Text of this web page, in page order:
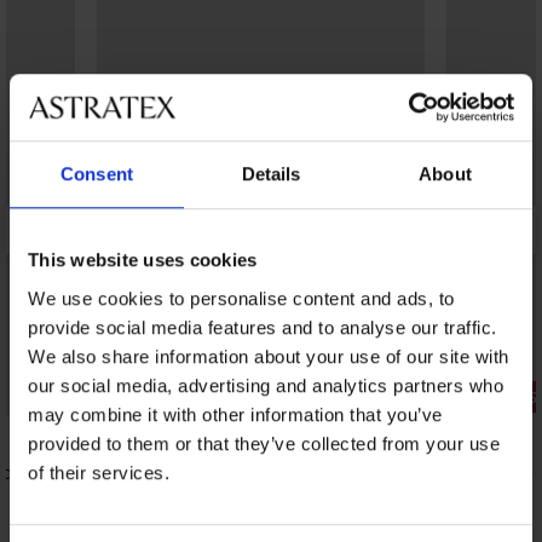
Consent Details About
This website uses cookies
We use cookies to personalise content and ads, to
provide social media features and to analyse our traffic.
We also share information about your use of our site with
our social media, advertising and analytics partners who
may combine it with other information that you’ve
provided to them or that they’ve collected from your use
of their services.
4,9
Sale
Korting -30%
4,8
Dames short tegen schurende
3+1 GRATIS